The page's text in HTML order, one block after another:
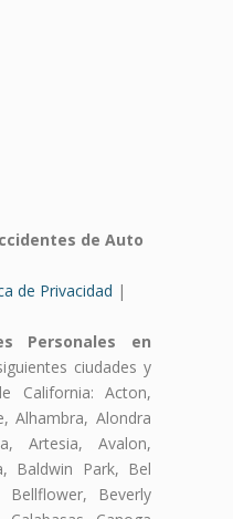
de Auto
de Privacidad |
Personales en
ciudades y
California: Acton,
Alhambra, Alondra
Artesia, Avalon,
Baldwin Park, Bel
Beverly